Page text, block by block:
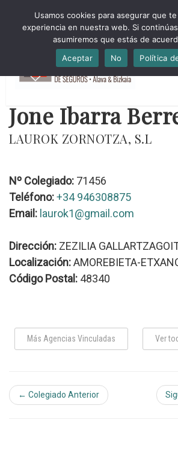
HORARIO INVIERNO Lun-Jue 09:00-16:30 Vier
administracion@cmsab.eus 94.442.43.43 Móvil
688.889.170
Jone Ibarra
LAUROK ZORNOTZA, S.L
Nº Colegiado: 71456
Teléfono:+34 946308875
Email: laurok1@gmail.com
Dirección: ZEZILIA
Localización:AMOREBIETA-
Código Postal: 48340
Más Agencias Vinculadas Ver
← Colegiado Anterior
Usamos cookies para asegurar que
experiencia en nuestra web. Si
asumiremos que estás de
Aceptar
No Política